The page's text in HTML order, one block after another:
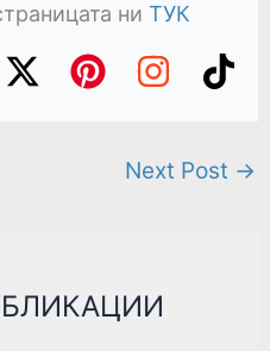
ни ТУК
Next Post →